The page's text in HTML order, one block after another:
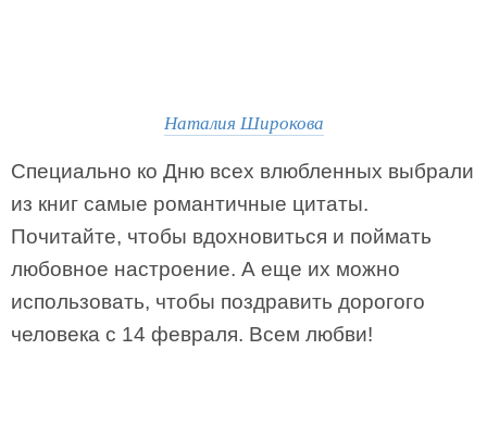
Наталия Широкова
Специально ко Дню всех влюбленных выбрали
из книг самые романтичные цитаты.
Почитайте, чтобы вдохновиться и поймать
любовное настроение. А еще их можно
использовать, чтобы поздравить дорогого
человека с 14 февраля. Всем любви!